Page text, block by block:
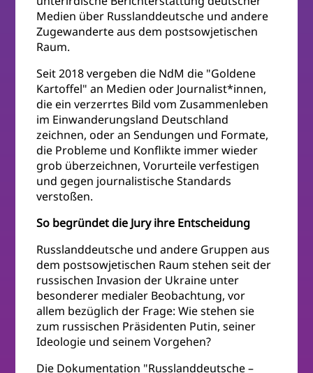
Medien über Russlanddeutsche und andere
Zugewanderte aus dem postsowjetischen
Raum.
Seit 2018 vergeben die NdM die "Goldene
Kartoffel" an Medien oder Journalist*innen,
die ein verzerrtes Bild vom Zusammenleben
im Einwanderungsland Deutschland
zeichnen, oder an Sendungen und Formate,
die Probleme und Konflikte immer wieder
grob überzeichnen, Vorurteile verfestigen
und gegen journalistische Standards
verstoßen.
So begründet die Jury ihre Entscheidung
Russlanddeutsche und andere Gruppen aus
dem postsowjetischen Raum stehen seit der
russischen Invasion der Ukraine unter
besonderer medialer Beobachtung, vor
allem bezüglich der Frage: Wie stehen sie
zum russischen Präsidenten Putin, seiner
Ideologie und seinem Vorgehen?
Die Dokumentation "Russlanddeutsche –